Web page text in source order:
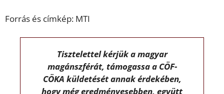
Forrás és címkép: MTI
Tisztelettel kérjük a magyar
magánszférát, támogassa a CÖF-
CÖKA küldetését annak érdekében,
hogy még eredményesebben, együtt